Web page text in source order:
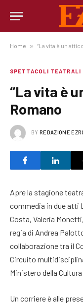
Home » “La vita è un
SPETTACOLI TEATRALI
“La vita è
Romano
BY REDAZIONE
Apre la stagione
commedia in due atti
Costa, Valeria
regia di Andrea
collaborazione tra il
Circuito
Ministero della
Un corriere è alle